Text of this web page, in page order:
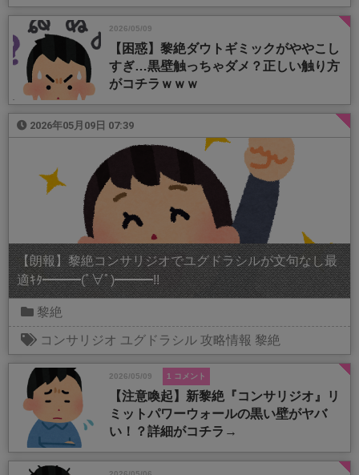
2026/05/09
【困惑】黎絶ダウトギミックがややこし
すぎ…黒壁触っちゃダメ？正しい触り方
がコチラｗｗｗ
2026年05月09日 07:39
【朗報】黎絶コンサリジオでユグドラシルが文句なし最
適ｷﾀ━━━(ﾟ∀ﾟ)━━━!!
黎絶
コンサリジオ ユグドラシル 攻略情報 黎絶
2026/05/09 1 コメント
【注意喚起】新黎絶『コンサリジオ』リ
ミットパワーウォールの黒い壁がヤバ
い！？詳細がコチラ→